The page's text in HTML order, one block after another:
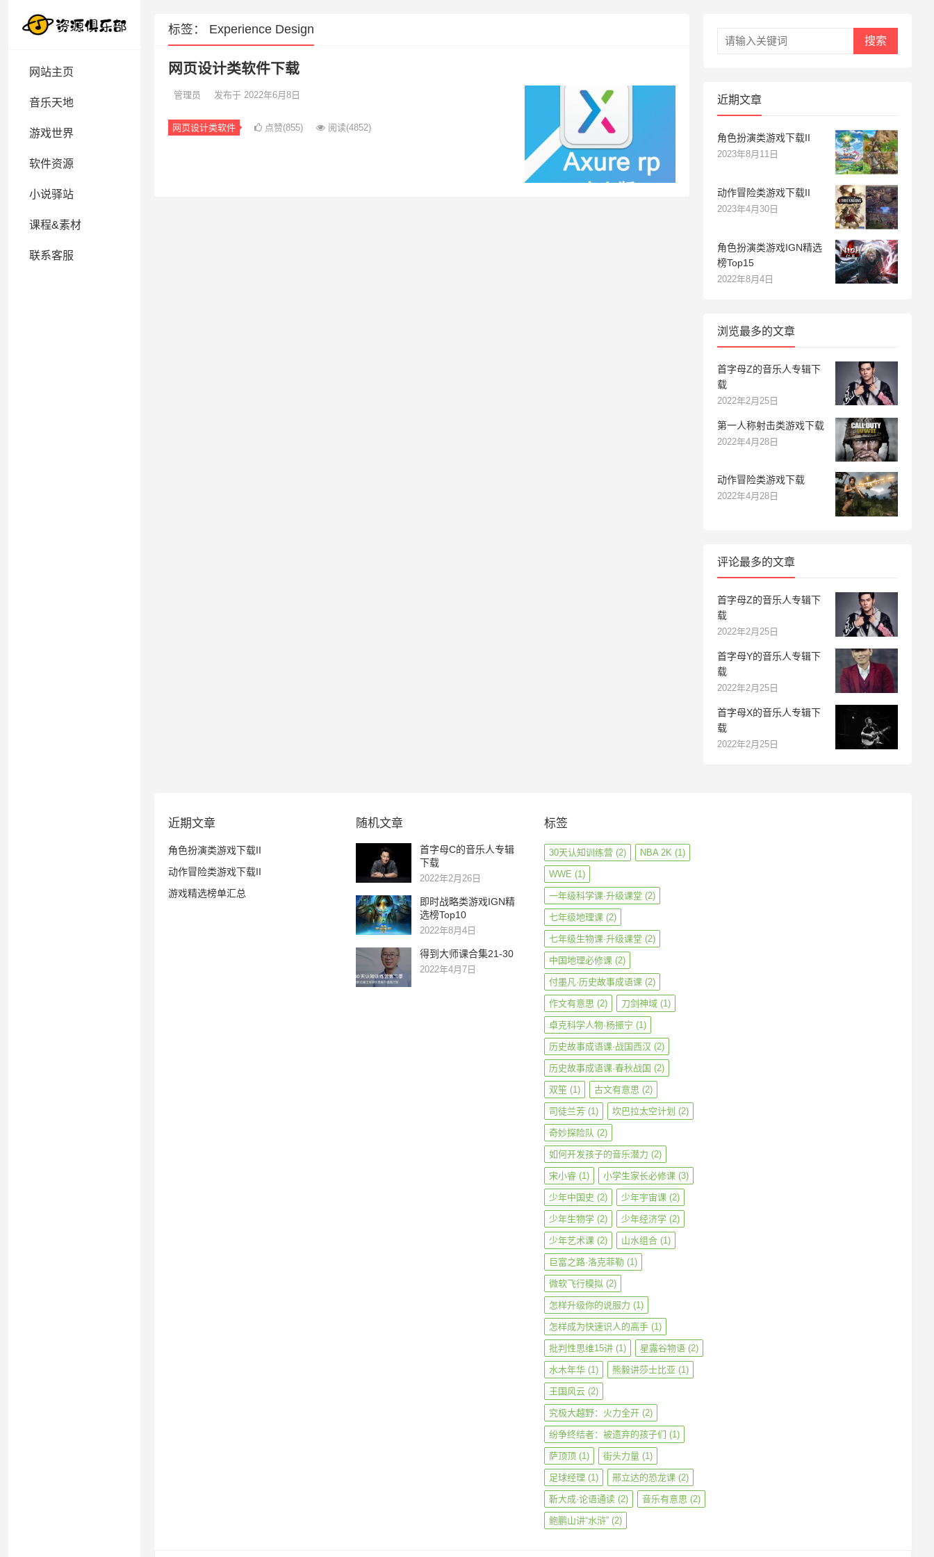
网站主页
音乐天地
游戏世界
软件资源
小说驿站
课程&素材
联系客服
标签： Experience Design
网页设计类软件下载
管理员 发布于 2022年6月8日
网页设计类软件 点赞(855) 阅读(4852)
搜索
近期文章
角色扮演类游戏下载II
2023年8月11日
动作冒险类游戏下载II
2023年4月30日
角色扮演类游戏IGN精选
榜Top15
2022年8月4日
浏览最多的文章
首字母Z的音乐人专辑下
载
2022年2月25日
第一人称射击类游戏下载
2022年4月28日
动作冒险类游戏下载
2022年4月28日
评论最多的文章
首字母Z的音乐人专辑下
载
2022年2月25日
首字母Y的音乐人专辑下
载
2022年2月25日
首字母X的音乐人专辑下
载
2022年2月25日
近期文章
角色扮演类游戏下载II
动作冒险类游戏下载II
游戏精选榜单汇总
随机文章
首字母C的音乐人专辑
下载
2022年2月26日
即时战略类游戏IGN精
选榜Top10
2022年8月4日
得到大师课合集21-30
2022年4月7日
标签
30天认知训练营(2) NBA 2K(1)
WWE (1)
一年级科学课·升级课堂 (2)
七年级地理课(2)
七年级生物课·升级课堂 (2)
中国地理必修课(2)
付墨凡·历史故事成语课(2)
作文有意思 (2) 刀剑神域(1)
卓克科学人物·杨振宁 (1)
历史故事成语课·战国西汉 (2)
历史故事成语课·春秋战国 (2)
双笙(1) 古文有意思 (2)
司徒兰芳(1) 坎巴拉太空计划 (2)
奇妙探险队 (2)
如何开发孩子的音乐潜力 (2)
宋小睿(1) 小学生家长必修课(3)
少年中国史 (2) 少年宇宙课(2)
少年生物学(2) 少年经济学(2)
少年艺术课(2) 山水组合(1)
巨富之路·洛克菲勒 (1)
微软飞行模拟 (2)
怎样升级你的说服力 (1)
怎样成为快速识人的高手(1)
批判性思维15讲(1) 星露谷物语(2)
水木年华(1) 熊毅讲莎士比亚 (1)
王国风云(2)
究极大越野：火力全开(2)
纷争终结者：被遗弃的孩子们 (1)
萨顶顶(1) 街头力量(1)
足球经理 (1) 邢立达的恐龙课(2)
靳大成·论语通读(2) 音乐有意思 (2)
鲍鹏山讲“水浒”(2)